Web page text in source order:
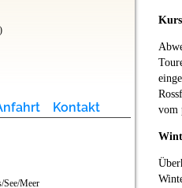
Kontakt
See/Meer
vom